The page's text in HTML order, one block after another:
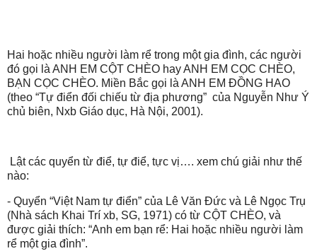
Hai hoặc nhiều người làm rể trong một gia đình, các người
đó gọi là ANH EM CỘT CHÈO hay ANH EM CỌC CHÈO,
BẠN CỌC CHÈO. Miền Bắc gọi là ANH EM ĐỒNG HAO
(theo “Tự điển đối chiếu từ địa phương” của Nguyễn Như Ý
chủ biên, Nxb Giáo dục, Hà Nội, 2001).
Lật các quyển từ điể, tự điể, tực vị…. xem chú giải như thế
nào:
- Quyển “Việt Nam tự điển” của Lê Văn Đức và Lê Ngọc Trụ
(Nhà sách Khai Trí xb, SG, 1971) có từ CỘT CHÈO, và
được giải thích: “Anh em bạn rể: Hai hoặc nhiều người làm
rể một gia đình”.